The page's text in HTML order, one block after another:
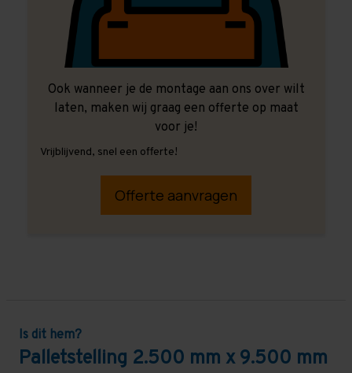
Ook wanneer je de montage aan ons over wilt
laten, maken wij graag een offerte op maat
voor je!
Vrijblijvend, snel een offerte!
Offerte aanvragen
Is dit hem?
Palletstelling 2.500 mm x 9.500 mm